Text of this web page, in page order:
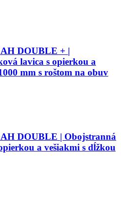
DOUBLE + |
lavica s opierkou a
mm s roštom na obuv
DOUBLE | Obojstranná
a vešiakmi s dĺžkou